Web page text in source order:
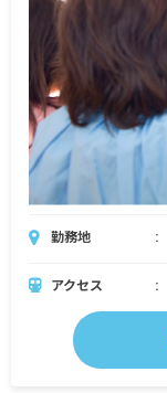
勤務地
アクセス